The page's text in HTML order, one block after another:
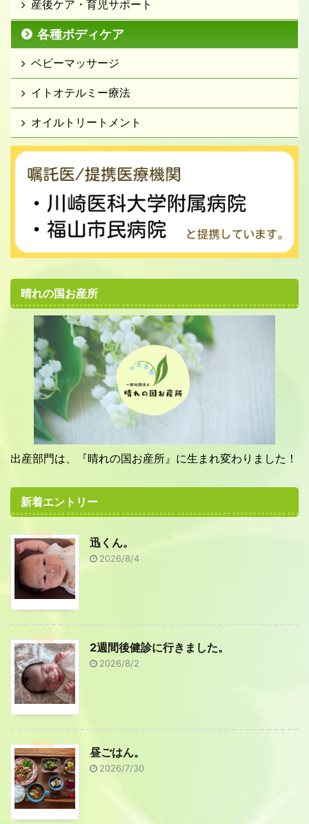
産後ケア・育児サポート
各種ボディケア
ベビーマッサージ
イトオテルミー療法
オイルトリートメント
晴れの国お産所
出産部門は、『晴れの国お産所』に生まれ変わりました！
新着エントリー
迅くん。
2026/8/4
2週間後健診に行きました。
2026/8/2
昼ごはん。
2026/7/30